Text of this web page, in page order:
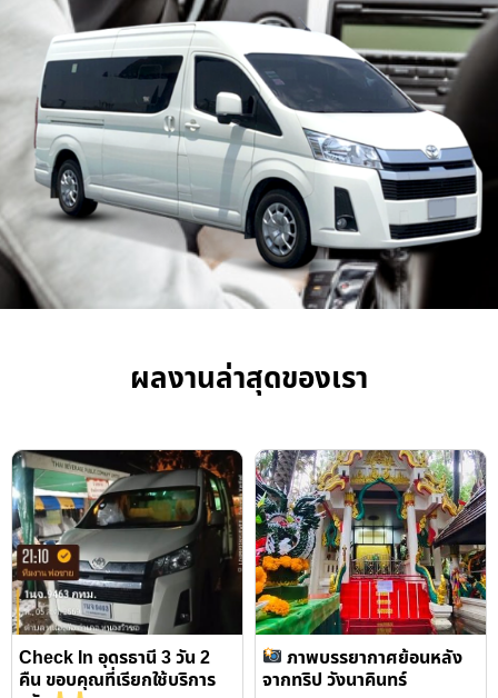
ผลงานล่าสุดของเรา
Check In อุดรธานี 3 วัน 2
คืน ขอบคุณที่เรียกใช้บริการ
ภาพบรรยากาศย้อนหลัง
จากทริป วังนาคินทร์